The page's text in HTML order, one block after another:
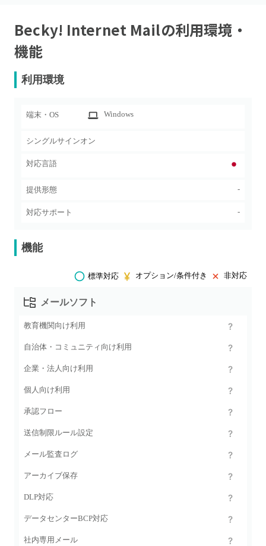
Becky! Internet Mailの利用環境・
機能
利用環境
端末・OS Windows
シングルサインオン
対応言語
提供形態 -
対応サポート -
機能
標準対応 オプション/条件付き 非対応
メールソフト
教育機関向け利用
自治体・コミュニティ向け利用
企業・法人向け利用
個人向け利用
承認フロー
送信制限ルール設定
メール監査ログ
アーカイブ保存
DLP対応
データセンターBCP対応
社内専用メール